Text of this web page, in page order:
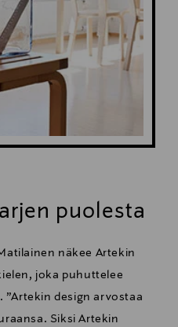
puolesta
näkee Artekin
joka puhuttelee
design arvostaa
Siksi Artekin